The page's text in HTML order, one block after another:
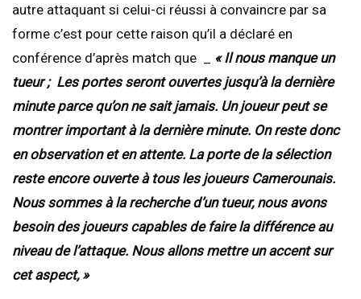
autre attaquant si celui-ci réussi à convaincre par sa
forme c’est pour cette raison qu’il a déclaré en
conférence d’après match que _ « Il nous manque un
tueur ; Les portes seront ouvertes jusqu’à la dernière
minute parce qu’on ne sait jamais. Un joueur peut se
montrer important à la dernière minute. On reste donc
en observation et en attente. La porte de la sélection
reste encore ouverte à tous les joueurs Camerounais.
Nous sommes à la recherche d’un tueur, nous avons
besoin des joueurs capables de faire la différence au
niveau de l’attaque. Nous allons mettre un accent sur
cet aspect, »